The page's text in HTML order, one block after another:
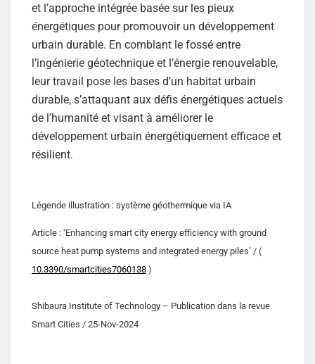
et l’approche intégrée basée sur les pieux
énergétiques pour promouvoir un développement
urbain durable. En comblant le fossé entre
l’ingénierie géotechnique et l’énergie renouvelable,
leur travail pose les bases d’un habitat urbain
durable, s’attaquant aux défis énergétiques actuels
de l’humanité et visant à améliorer le
développement urbain énergétiquement efficace et
résilient.
Légende illustration : système géothermique via IA
Article : ‘Enhancing smart city energy efficiency with ground
source heat pump systems and integrated energy piles’ / (
10.3390/smartcities7060138 )
Shibaura Institute of Technology – Publication dans la revue
Smart Cities / 25-Nov-2024